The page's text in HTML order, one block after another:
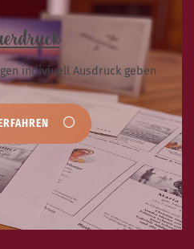
indiviuell Ausdruck geben